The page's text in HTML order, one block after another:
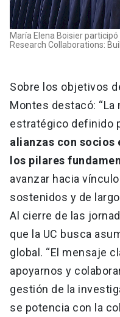
María Elena Boisier
Research Collaborations:
Sobre los objetivos
Montes destacó:
estratégico definido
alianzas con socios
los pilares
avanzar hacia
sostenidos y de largo
Al cierre de las
que la UC busca
global. “El mensaje
apoyarnos y
gestión de la
se potencia con la